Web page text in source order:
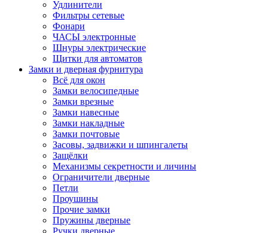
Удлинители
Фильтры сетевые
Фонари
ЧАСЫ электронные
Шнуры электрические
Щитки для автоматов
Замки и дверная фурнитура
Всё для окон
Замки велосипедные
Замки врезные
Замки навесные
Замки накладные
Замки почтовые
Засовы, задвижки и шпингалеты
Защёлки
Механизмы секретности и личины
Ограничители дверные
Петли
Проушины
Прочие замки
Пружины дверные